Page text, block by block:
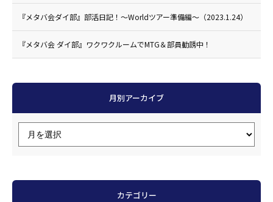
『メタバ会ダイ部』部活日記！〜Worldツアー準備編〜（2023.1.24）
『メタバ会 ダイ部』ワクワクルームでMTG＆部員勧誘中！
月別アーカイブ
カテゴリー